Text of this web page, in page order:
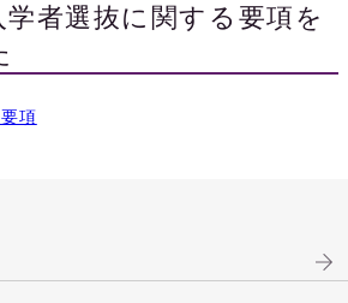
者選抜に関する要項を
項